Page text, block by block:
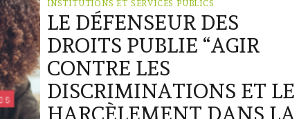
INSTITUTIONS ET SERVICES PUBLICS
LE DÉFENSEUR DES
DROITS PUBLIE “AGIR
CONTRE LES
DISCRIMINATIONS ET LE
HARCÈLEMENT DANS LA